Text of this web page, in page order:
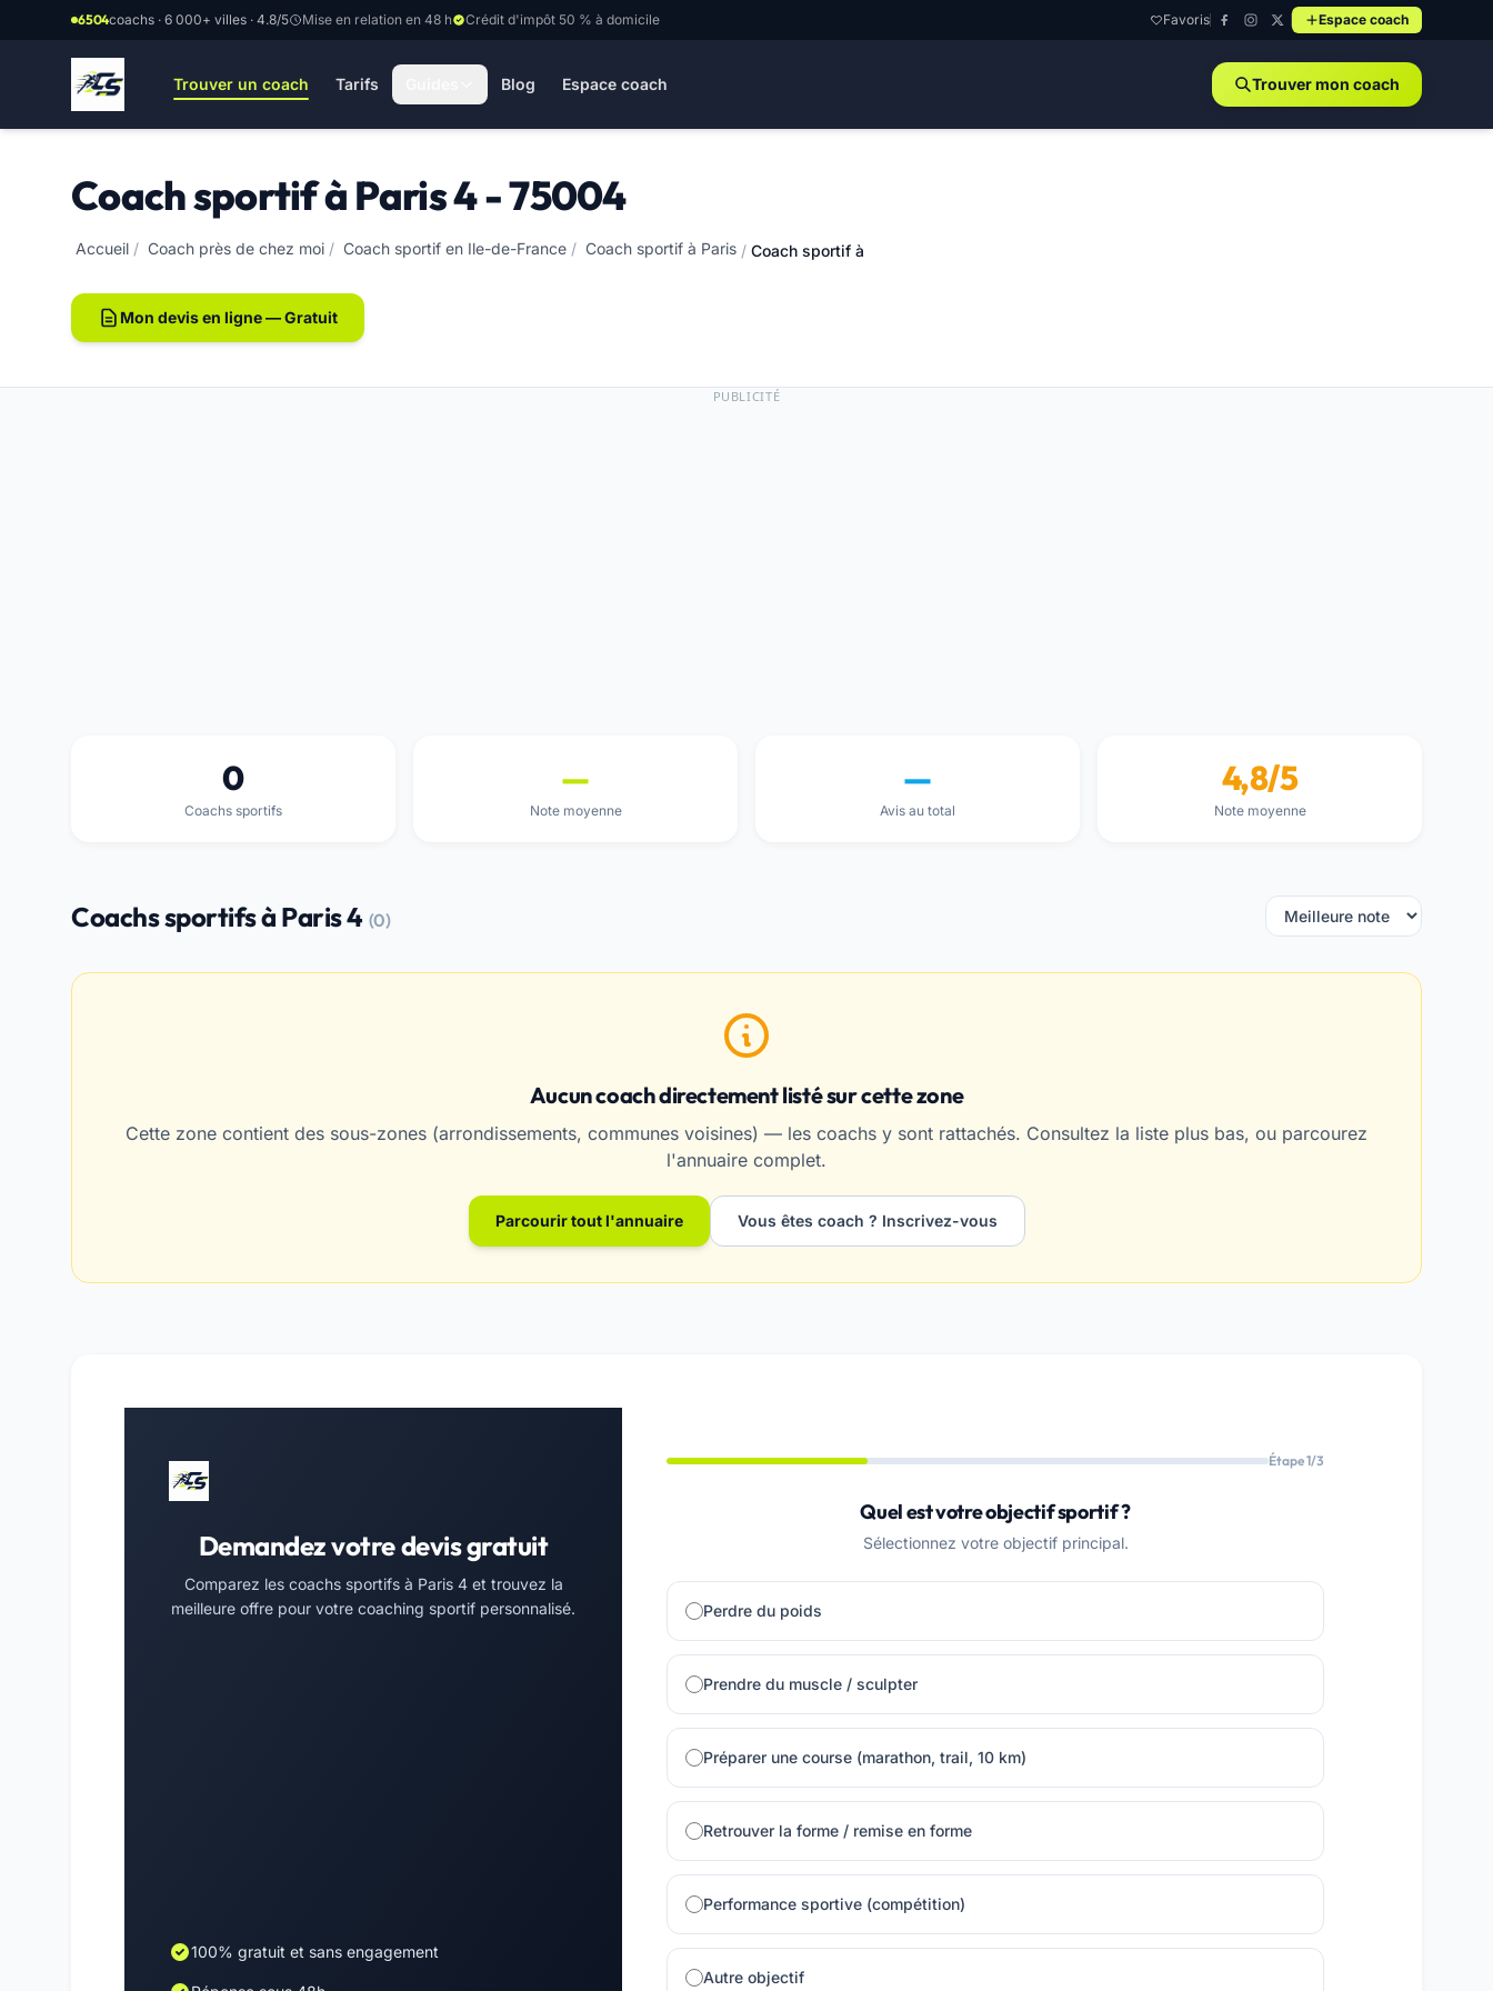
Aller au contenu principal
6504coachs · 6 000+ villes · 4.8/5 Mise en relation en 48 h Crédit d'impôt 50 % à domicile Favoris Espace coach
Trouver un coach Tarifs Blog Espace coach Trouver mon coach
Coach sportif à Paris 4 - 75004
Accueil / Coach près de chez moi / Coach sportif en Ile-de-France / Coach sportif à Paris / Coach sportif à Paris 4 - 75004
Mon devis en ligne — Gratuit
PUBLICITÉ
0
Coachs sportifs
—
Note moyenne
—
Avis au total
4,8/5
Note moyenne
Coachs sportifs à Paris 4 (0)
Aucun coach directement listé sur cette zone
Cette zone contient des sous-zones (arrondissements, communes voisines) — les coachs y sont rattachés. Consultez la liste plus bas, ou parcourez
l'annuaire complet.
Parcourir tout l'annuaire Vous êtes coach ? Inscrivez-vous
Demandez votre devis gratuit
Comparez les coachs sportifs à Paris 4 et trouvez la
meilleure offre pour votre coaching sportif personnalisé.
100% gratuit et sans engagement
Étape 1/3
Quel est votre objectif sportif ?
Sélectionnez votre objectif principal.
Perdre du poids
Prendre du muscle / sculpter
Préparer une course (marathon, trail, 10 km)
Retrouver la forme / remise en forme
Performance sportive (compétition)
Autre objectif